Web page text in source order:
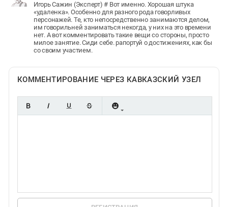
Игорь Сажин (Эксперт) # Вот именно. Хорошая штука
«удаленка». Особенно для разного рода говорливых
персонажей. Те, кто непосредственно занимаются делом,
им говорильней заниматься некогда, у них на это времени
нет. А вот комментировать такие вещи со стороны, просто
милое занятие. Сиди себе. рапортуй о достижениях, как бы
со своим участием.
КОММЕНТИРОВАНИЕ ЧЕРЕЗ КАВКАЗСКИЙ УЗЕЛ